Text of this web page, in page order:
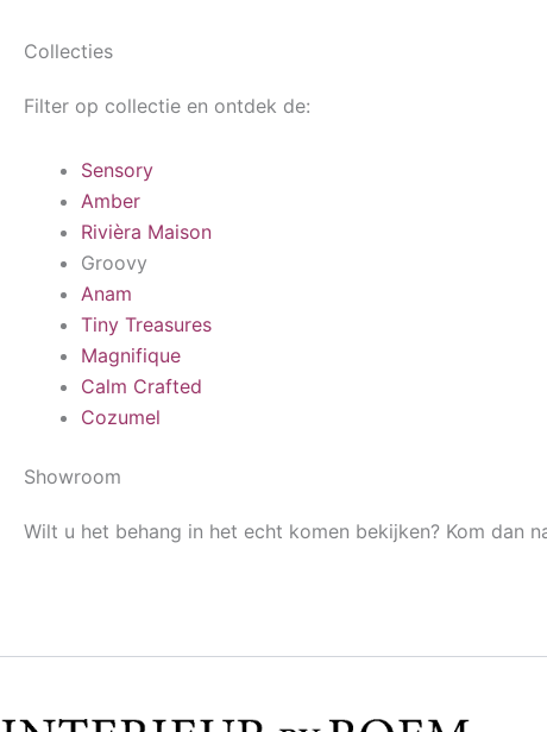
Collecties
Filter op collectie en ontdek de:
Sensory
Amber
Rivièra Maison
Groovy
Anam
Tiny Treasures
Magnifique
Calm Crafted
Cozumel
Showroom
Wilt u het behang in het echt komen bekijken? Kom dan